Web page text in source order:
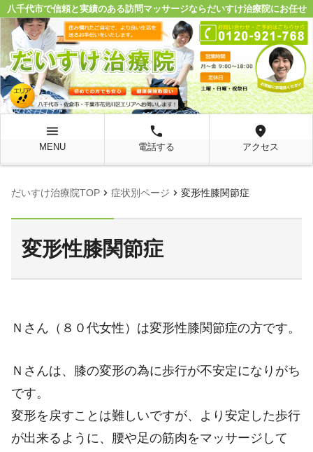
八千代市で信頼と実績のある訪問マッサージならだいすけ治療院にお任せ
menu
MENU
local_phone
電話する
location_on
アクセス
だいすけ治療院TOP chevron_right 症状別ページ chevron_right 変形性膝関節症
変形性膝関節症
Ｎさん（８０代女性）は変形性膝関節症の方です。
Ｎさんは、膝の変形の為に歩行が不安定になりがち
です。
変形を戻すことは難しいですが、より安定した歩行
が出来るように、腰や足の筋肉をマッサージして